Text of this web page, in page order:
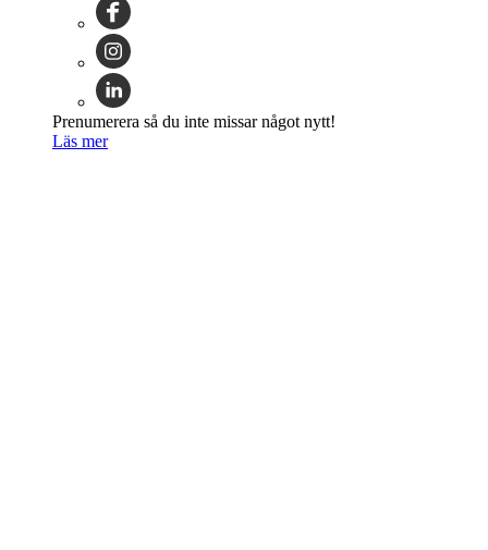
Prenumerera så du inte missar något nytt!
Läs mer